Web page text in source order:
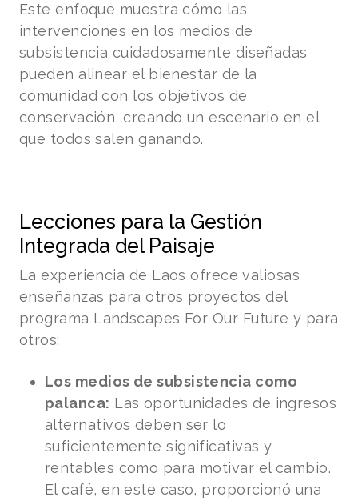
Este enfoque muestra cómo las
intervenciones en los medios de
subsistencia cuidadosamente diseñadas
pueden alinear el bienestar de la
comunidad con los objetivos de
conservación, creando un escenario en el
que todos salen ganando.
Lecciones para la Gestión
Integrada del Paisaje
La experiencia de Laos ofrece valiosas
enseñanzas para otros proyectos del
programa Landscapes For Our Future y para
otros:
Los medios de subsistencia como
palanca: Las oportunidades de ingresos
alternativos deben ser lo
suficientemente significativas y
rentables como para motivar el cambio.
El café, en este caso, proporcionó una